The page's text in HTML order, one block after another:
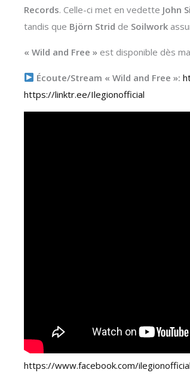
Records. Celle-ci met en vedette John
tandis que Björn Strid de Soilwork
« Wild and Free » est disponible dès
Écoute/Stream « Wild and Free »:
https://linktr.ee/Ilegionofficial
https://www.facebook.com/ilegionofficial